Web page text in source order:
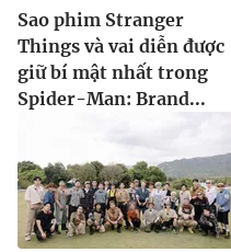
Sao phim Stranger
Things và vai diễn được
giữ bí mật nhất trong
Spider-Man: Brand...